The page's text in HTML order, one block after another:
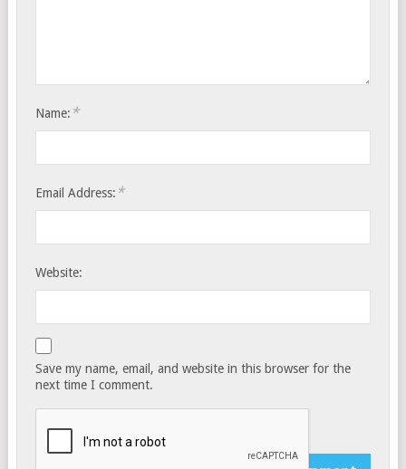
Name: *
Email Address: *
Website:
Save my name, email, and website in this browser for the
next time I comment.